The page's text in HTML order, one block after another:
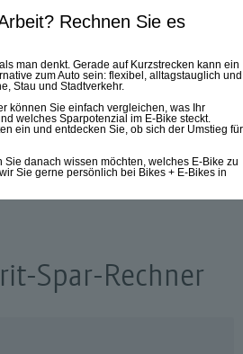
Rechnen Sie es
man denkt. Gerade auf Kurzstrecken kann ein
zum Auto sein: flexibel, alltagstauglich und
Stau und Stadtverkehr.
können Sie einfach vergleichen, was Ihr
welches Sparpotenzial im E-Bike steckt.
ein und entdecken Sie, ob sich der Umstieg für
Sie danach wissen möchten, welches E-Bike zu
Sie gerne persönlich bei Bikes + E-Bikes in